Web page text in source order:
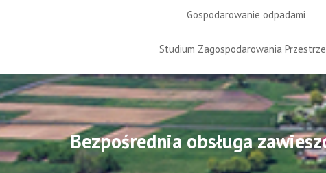
Gospodarowanie odpadami
Studium Zagospodarowania
Bezpośrednia obsługa